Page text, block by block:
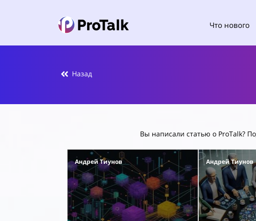
Что нового
Назад
Вы написали статью о ProTalk?
Андрей Тиунов Андрей Тиунов